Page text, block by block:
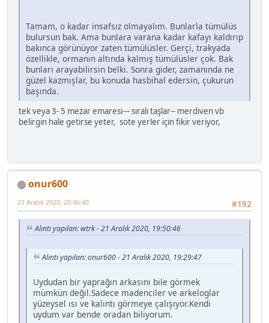
Tamam, o kadar insafsız olmayalım. Bunlarla tümülüs
bulursun bak. Ama bunlara varana kadar kafayı kaldırıp
bakınca görünüyor zaten tümülüsler. Gerçi, trakyada
özellikle, ormanın altında kalmış tümülüsler çok. Bak
bunları arayabilirsin belki. Sonra gider, zamanında ne
güzel kazmışlar, bu konuda hasbihal edersin, çukurun
başında.
tek veya 3- 5 mezar emaresi--- sıralı taşlar-- merdiven vb
belirgin hale getirse yeter, sote yerler için fikir veriyor,
onur600
#192
21 Aralık 2020, 20:46:40
Alıntı yapılan: wtrk - 21 Aralık 2020, 19:50:46
Alıntı yapılan: onur600 - 21 Aralık 2020, 19:29:47
Uydudan bir yaprağın arkasını bile görmek
mümkün değil.Sadece madenciler ve arkeloglar
yüzeysel ısı ve kalıntı görmeye çalışıyor.Kendi
uydum var bende oradan biliyorum.